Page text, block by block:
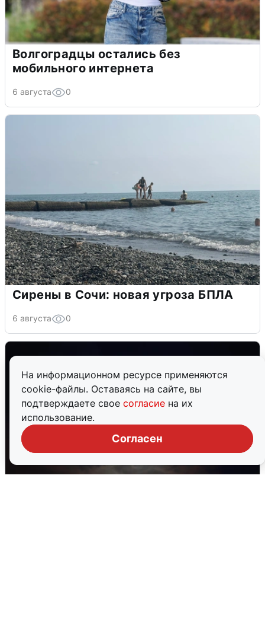
На информационном ресурсе применяются
cookie-файлы. Оставаясь на сайте, вы
подтверждаете свое согласие на их
использование.
Согласен
Волгоградцы остались без
мобильного интернета
6 августа 0
Сирены в Сочи: новая угроза БПЛА
6 августа 0